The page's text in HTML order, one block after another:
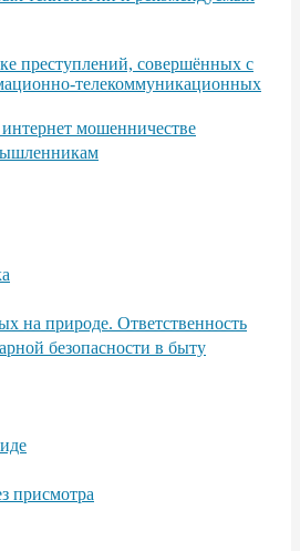
преступлений, совершённых с
телекоммуникационных
мошенничестве
на природе. Ответственность
безопасности в быту
присмотра